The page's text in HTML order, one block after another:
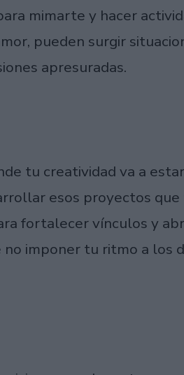
mimarte y hacer
pueden surgir
apresuradas.
tu creatividad va a
esos proyectos
fortalecer vínculos y
imponer tu ritmo a los